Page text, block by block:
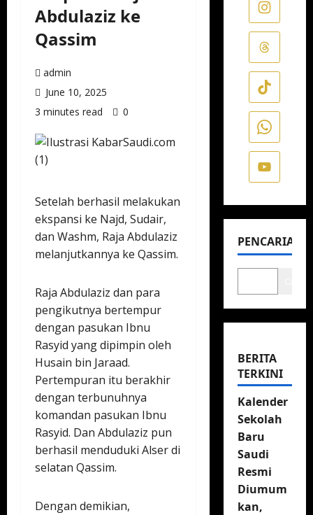
Abdulaziz ke
Qassim
admin
June 10, 2025
3 minutes read
0
Setelah berhasil melakukan
ekspansi ke Najd, Sudair,
dan Washm, Raja Abdulaziz
melanjutkannya ke Qassim.
Raja Abdulaziz dan para
pengikutnya bertempur
dengan pasukan Ibnu
Rasyid yang dipimpin oleh
Husain bin Jaraad.
Pertempuran itu berakhir
dengan terbunuhnya
komandan pasukan Ibnu
Rasyid. Dan Abdulaziz pun
berhasil menduduki Alser di
selatan Qassim.
Dengan demikian,
PENCARIAN
BERITA
TERKINI
Kalender
Sekolah
Baru
Saudi
Resmi
Diumum
kan,